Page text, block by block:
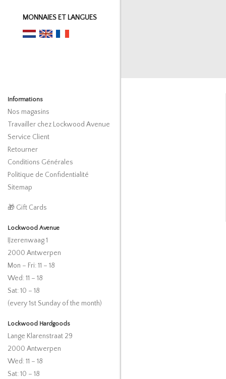
MONNAIES ET LANGUES
Informations
Nos magasins
Travailler chez Lockwood Avenue
Service Client
Retourner
Conditions Générales
Politique de Confidentialité
Sitemap
🎁 Gift Cards
Lockwood Avenue
IJzerenwaag 1
2000 Antwerpen
Mon – Fri: 11 – 18
Wed: 11 – 18
Sat: 10 – 18
(every 1st Sunday of the month)
Lockwood Hardgoods
Lange Klarenstraat 29
2000 Antwerpen
Wed: 11 – 18
Sat: 10 – 18